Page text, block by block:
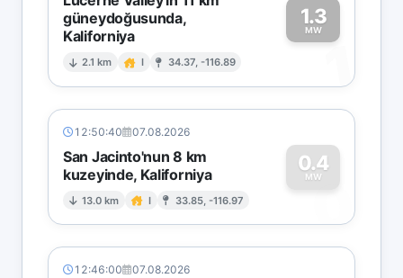
güneydoğusunda,
Kaliforniya
2.1 km I 34.37, -116.89
1.3
MW
1
12:50:40 07.08.2026
San Jacinto'nun 8 km
kuzeyinde, Kaliforniya
13.0 km I 33.85, -116.97
0.4
MW
0
12:46:00 07.08.2026